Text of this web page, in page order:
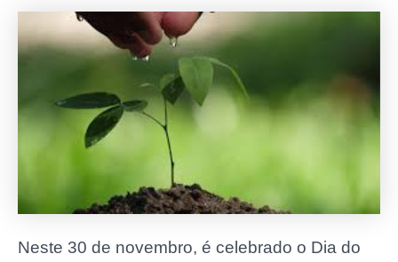
Neste 30 de novembro, é celebrado o Dia do